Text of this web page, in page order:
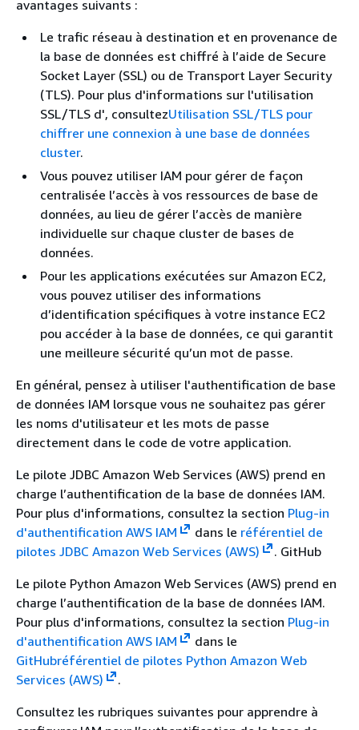
avantages suivants :
Le trafic réseau à destination et en provenance de
la base de données est chiffré à l’aide de Secure
Socket Layer (SSL) ou de Transport Layer Security
(TLS). Pour plus d'informations sur l'utilisation
SSL/TLS d', consultezUtilisation SSL/TLS pour
chiffrer une connexion à une base de données
cluster.
Vous pouvez utiliser IAM pour gérer de façon
centralisée l’accès à vos ressources de base de
données, au lieu de gérer l’accès de manière
individuelle sur chaque cluster de bases de
données.
Pour les applications exécutées sur Amazon EC2,
vous pouvez utiliser des informations
d’identification spécifiques à votre instance EC2
pou accéder à la base de données, ce qui garantit
une meilleure sécurité qu’un mot de passe.
En général, pensez à utiliser l'authentification de base
de données IAM lorsque vous ne souhaitez pas gérer
les noms d'utilisateur et les mots de passe
directement dans le code de votre application.
Le pilote JDBC Amazon Web Services (AWS) prend en
charge l’authentification de la base de données IAM.
Pour plus d'informations, consultez la section Plug-in
d'authentification AWS IAM
dans le référentiel de
pilotes JDBC Amazon Web Services (AWS)
. GitHub
Le pilote Python Amazon Web Services (AWS) prend en
charge l’authentification de la base de données IAM.
Pour plus d'informations, consultez la section Plug-in
d'authentification AWS IAM
dans le
GitHubréférentiel de pilotes Python Amazon Web
Services (AWS)
.
Consultez les rubriques suivantes pour apprendre à